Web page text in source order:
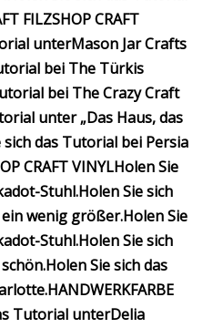
FILZSHOP CRAFT
unterMason Jar Crafts
bei The Türkis
bei The Crazy Craft
unter „Das Haus, das
sich das Tutorial bei Persia
CRAFT VINYLHolen Sie
Stuhl.Holen Sie sich
wenig größer.Holen Sie
Stuhl.Holen Sie sich
.Holen Sie sich das
HANDWERKFARBE
Tutorial unterDelia